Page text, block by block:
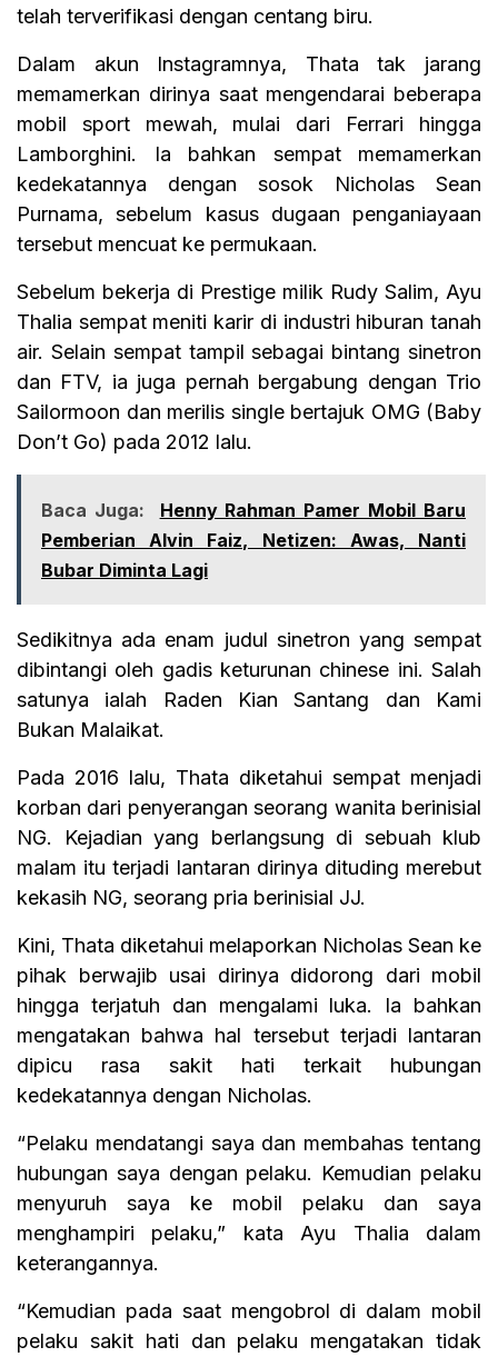
telah terverifikasi dengan centang biru.
Dalam akun Instagramnya, Thata tak jarang
memamerkan dirinya saat mengendarai beberapa
mobil sport mewah, mulai dari Ferrari hingga
Lamborghini. Ia bahkan sempat memamerkan
kedekatannya dengan sosok Nicholas Sean
Purnama, sebelum kasus dugaan penganiayaan
tersebut mencuat ke permukaan.
Sebelum bekerja di Prestige milik Rudy Salim, Ayu
Thalia sempat meniti karir di industri hiburan tanah
air. Selain sempat tampil sebagai bintang sinetron
dan FTV, ia juga pernah bergabung dengan Trio
Sailormoon dan merilis single bertajuk OMG (Baby
Don’t Go) pada 2012 lalu.
Baca Juga:
Henny Rahman Pamer Mobil Baru
Pemberian Alvin Faiz, Netizen: Awas, Nanti
Bubar Diminta Lagi
Sedikitnya ada enam judul sinetron yang sempat
dibintangi oleh gadis keturunan chinese ini. Salah
satunya ialah Raden Kian Santang dan Kami
Bukan Malaikat.
Pada 2016 lalu, Thata diketahui sempat menjadi
korban dari penyerangan seorang wanita berinisial
NG. Kejadian yang berlangsung di sebuah klub
malam itu terjadi lantaran dirinya dituding merebut
kekasih NG, seorang pria berinisial JJ.
Kini, Thata diketahui melaporkan Nicholas Sean ke
pihak berwajib usai dirinya didorong dari mobil
hingga terjatuh dan mengalami luka. Ia bahkan
mengatakan bahwa hal tersebut terjadi lantaran
dipicu rasa sakit hati terkait hubungan
kedekatannya dengan Nicholas.
“Pelaku mendatangi saya dan membahas tentang
hubungan saya dengan pelaku. Kemudian pelaku
menyuruh saya ke mobil pelaku dan saya
menghampiri pelaku,” kata Ayu Thalia dalam
keterangannya.
“Kemudian pada saat mengobrol di dalam mobil
pelaku sakit hati dan pelaku mengatakan tidak